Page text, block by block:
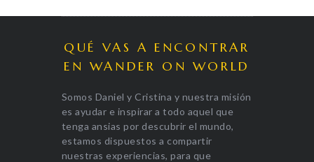
QUÉ VAS A ENCONTRAR
EN WANDER ON WORLD
Somos Daniel y Cristina y nuestra misión
es ayudar e inspirar a todo aquel que
tenga ansias por descubrir el mundo,
estamos dispuestos a compartir
nuestras experiencias, para que